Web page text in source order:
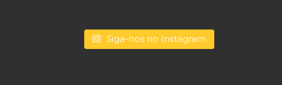
Siga-nos no Instagram